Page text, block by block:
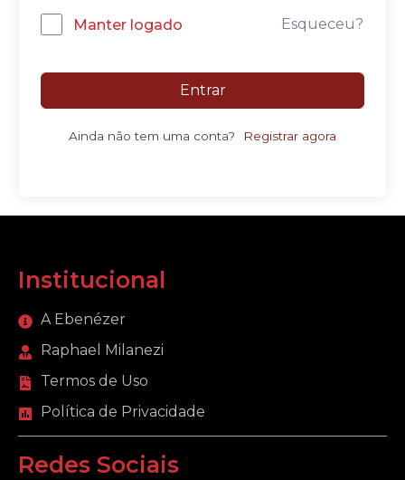
Manter logado Esqueceu?
Entrar
Ainda não tem uma conta? Registrar agora
Institucional
A Ebenézer
Raphael Milanezi
Termos de Uso
Política de Privacidade
Redes Sociais